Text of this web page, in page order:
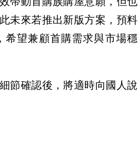
未來若推出新版方案，預料
希望兼顧首購需求與市場穩
節確認後，將適時向國人說